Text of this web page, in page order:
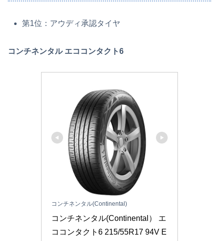
第1位：アウディ承認タイヤ
コンチネンタル エココンタクト6
コンチネンタル(Continental)
コンチネンタル(Continental） エ
ココンタクト6 215/55R17 94V E